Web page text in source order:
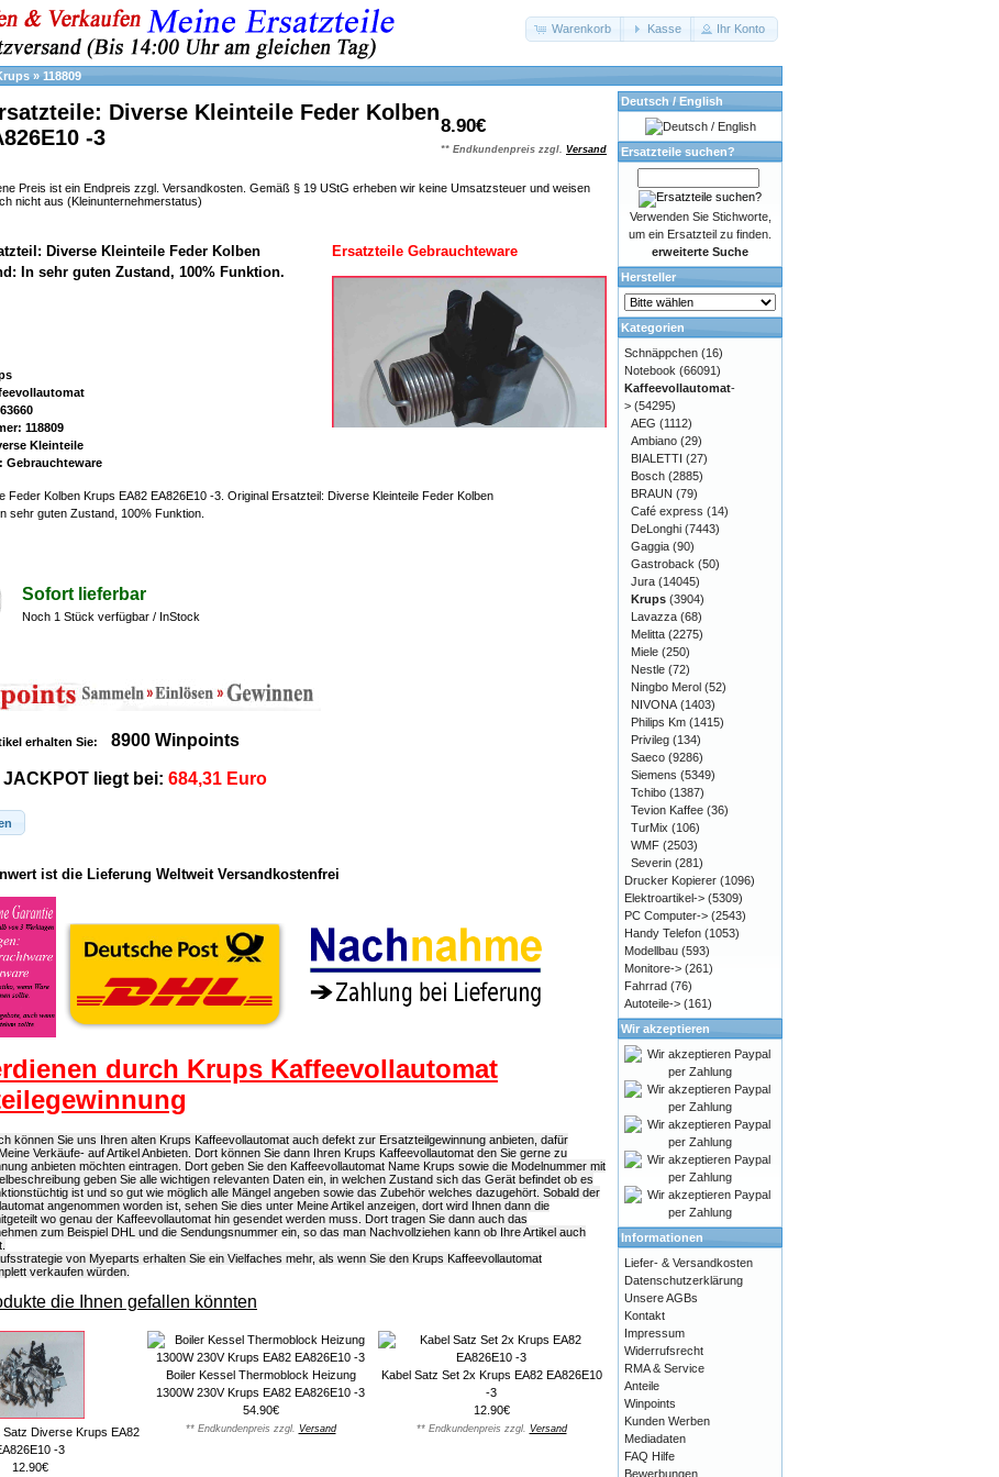
Warenkorb Kasse Ihr Konto
» 118809
8.90€
** Endkundenpreis zzgl. Versand
Diverse Kleinteile Feder Kolben
-3
Preis ist ein Endpreis zzgl. Versandkosten. Gemäß § 19 UStG erheben wir keine Umsatzsteuer und weisen
nicht aus (Kleinunternehmerstatus)
Ersatzteile Gebrauchteware
Diverse Kleinteile Feder Kolben
In sehr guten Zustand, 100% Funktion.
118809
Kleinteile
Gebrauchteware
Feder Kolben Krups EA82 EA826E10 -3. Original Ersatzteil: Diverse Kleinteile Feder Kolben
sehr guten Zustand, 100% Funktion.
Sofort lieferbar
Noch 1 Stück verfügbar / InStock
erhalten Sie: 8900 Winpoints
liegt bei: 684,31 Euro
ist die Lieferung Weltweit Versandkostenfrei
durch Krups Kaffeevollautomat
können Sie uns Ihren alten Krups Kaffeevollautomat auch defekt zur Ersatzteilgewinnung anbieten, dafür
Verkäufe- auf Artikel Anbieten. Dort können Sie dann Ihren Krups Kaffeevollautomat den Sie gerne zu
anbieten möchten eintragen. Dort geben Sie den Kaffeevollautomat Name Krups sowie die Modelnummer mit
geben Sie alle wichtigen relevanten Daten ein, in welchen Zustand sich das Gerät befindet ob es
ist und so gut wie möglich alle Mängel angeben sowie das Zubehör welches dazugehört. Sobald der
angenommen worden ist, sehen Sie dies unter Meine Artikel anzeigen, dort wird Ihnen dann die
wo genau der Kaffeevollautomat hin gesendet werden muss. Dort tragen Sie dann auch das
zum Beispiel DHL und die Sendungsnummer ein, so das man Nachvollziehen kann ob Ihre Artikel auch
von Myeparts erhalten Sie ein Vielfaches mehr, als wenn Sie den Krups Kaffeevollautomat
verkaufen würden.
die Ihnen gefallen könnten
Satz Diverse Krups EA82
-3
12.90€
Boiler Kessel Thermoblock Heizung
1300W 230V Krups EA82 EA826E10 -3
54.90€
** Endkundenpreis zzgl. Versand
Kabel Satz Set 2x Krups EA82 EA826E10
-3
12.90€
** Endkundenpreis zzgl. Versand
Deutsch / English
Ersatzteile suchen?
Verwenden Sie Stichworte,
um ein Ersatzteil zu finden.
erweiterte Suche
Hersteller
Kategorien
Schnäppchen (16)
Notebook (66091)
Kaffeevollautomat-
> (54295)
AEG (1112)
Ambiano (29)
BIALETTI (27)
Bosch (2885)
BRAUN (79)
Café express (14)
DeLonghi (7443)
Gaggia (90)
Gastroback (50)
Jura (14045)
Krups (3904)
Lavazza (68)
Melitta (2275)
Miele (250)
Nestle (72)
Ningbo Merol (52)
NIVONA (1403)
Philips Km (1415)
Privileg (134)
Saeco (9286)
Siemens (5349)
Tchibo (1387)
Tevion Kaffee (36)
TurMix (106)
WMF (2503)
Severin (281)
Drucker Kopierer (1096)
Elektroartikel-> (5309)
PC Computer-> (2543)
Handy Telefon (1053)
Modellbau (593)
Monitore-> (261)
Fahrrad (76)
Autoteile-> (161)
Wir akzeptieren
Informationen
Liefer- & Versandkosten
Datenschutzerklärung
Unsere AGBs
Kontakt
Impressum
Widerrufsrecht
RMA & Service
Anteile
Winpoints
Kunden Werben
Mediadaten
FAQ Hilfe
Bewerbungen